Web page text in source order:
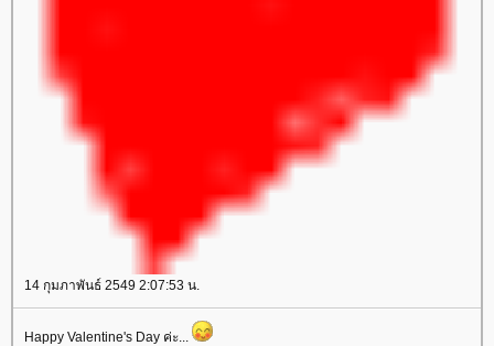
14 กุมภาพันธ์ 2549 2:07:53 น.
Happy Valentine's Day ค่ะ...